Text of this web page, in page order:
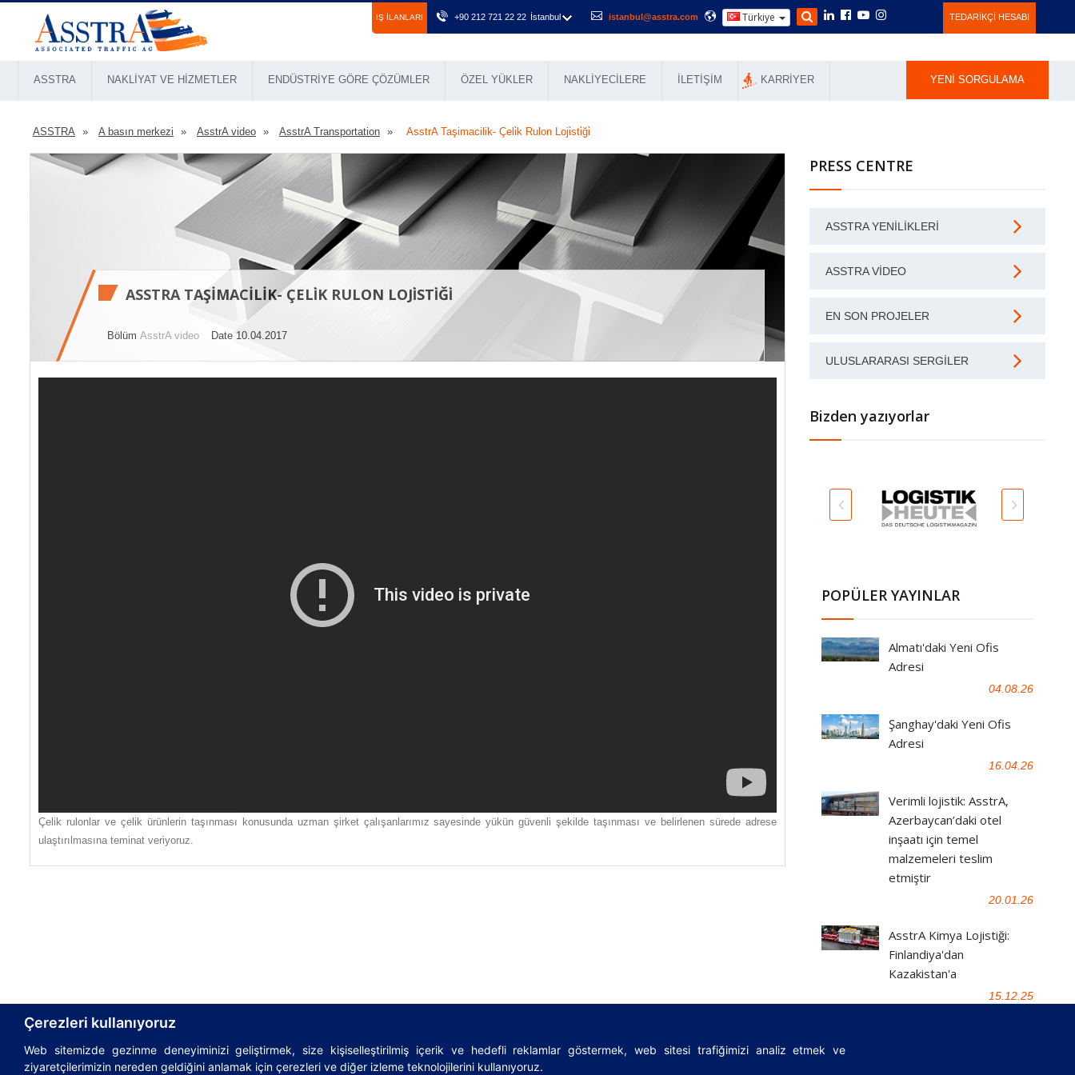
Çerezleri kullanıyoruz
Web sitemizde gezinme deneyiminizi geliştirmek, size kişiselleştirilmiş içerik ve hedefli reklamlar göstermek, web sitesi trafiğimizi analiz etmek ve
ziyaretçilerimizin nereden geldiğini anlamak için çerezleri ve diğer izleme teknolojilerini kullanıyoruz.
IŞ ILANLARI +90 212 721 22 22 İstanbul istanbul@asstra.com Türkiye TEDARIKÇI HESABI
ASSTRA NAKLIYAT VE HIZMETLER ENDÜSTRIYE GÖRE ÇÖZÜMLER ÖZEL YÜKLER NAKLIYECILERE İLETIŞIM KARRIYER YENI SORGULAMA
ASSTRA A basın merkezi AsstrA video AsstrA Transportation AsstrA Taşimacilik- Çeli̇k Rulon Loji̇sti̇ği̇
ASSTRA TAŞIMACILIK- ÇELİK RULON LOJİSTİĞİ
Bölüm AsstrA video Date 10.04.2017
Çelik rulonlar ve çelik ürünlerin taşınması konusunda uzman şirket çalışanlarımız sayesinde yükün güvenli şekilde taşınması ve belirlenen sürede adrese
ulaştırılmasına teminat veriyoruz.
PRESS CENTRE
ASSTRA YENILIKLERI
ASSTRA VIDEO
EN SON PROJELER
ULUSLARARASI SERGILER
Bizden yazıyorlar
POPÜLER YAYINLAR
Almatı'daki Yeni Ofis
Adresi
04.08.26
Şanghay'daki Yeni Ofis
Adresi
16.04.26
Verimli lojistik: AsstrA,
Azerbaycan’daki otel
inşaatı için temel
malzemeleri teslim
etmiştir
20.01.26
AsstrA Kimya Lojistiği:
Finlandiya'dan
Kazakistan'a
15.12.25
© 1995-2026AsstrA-Associated Traffic AG|Incoterms|Sözlük|Lojistik rehberi|Privacy Policy